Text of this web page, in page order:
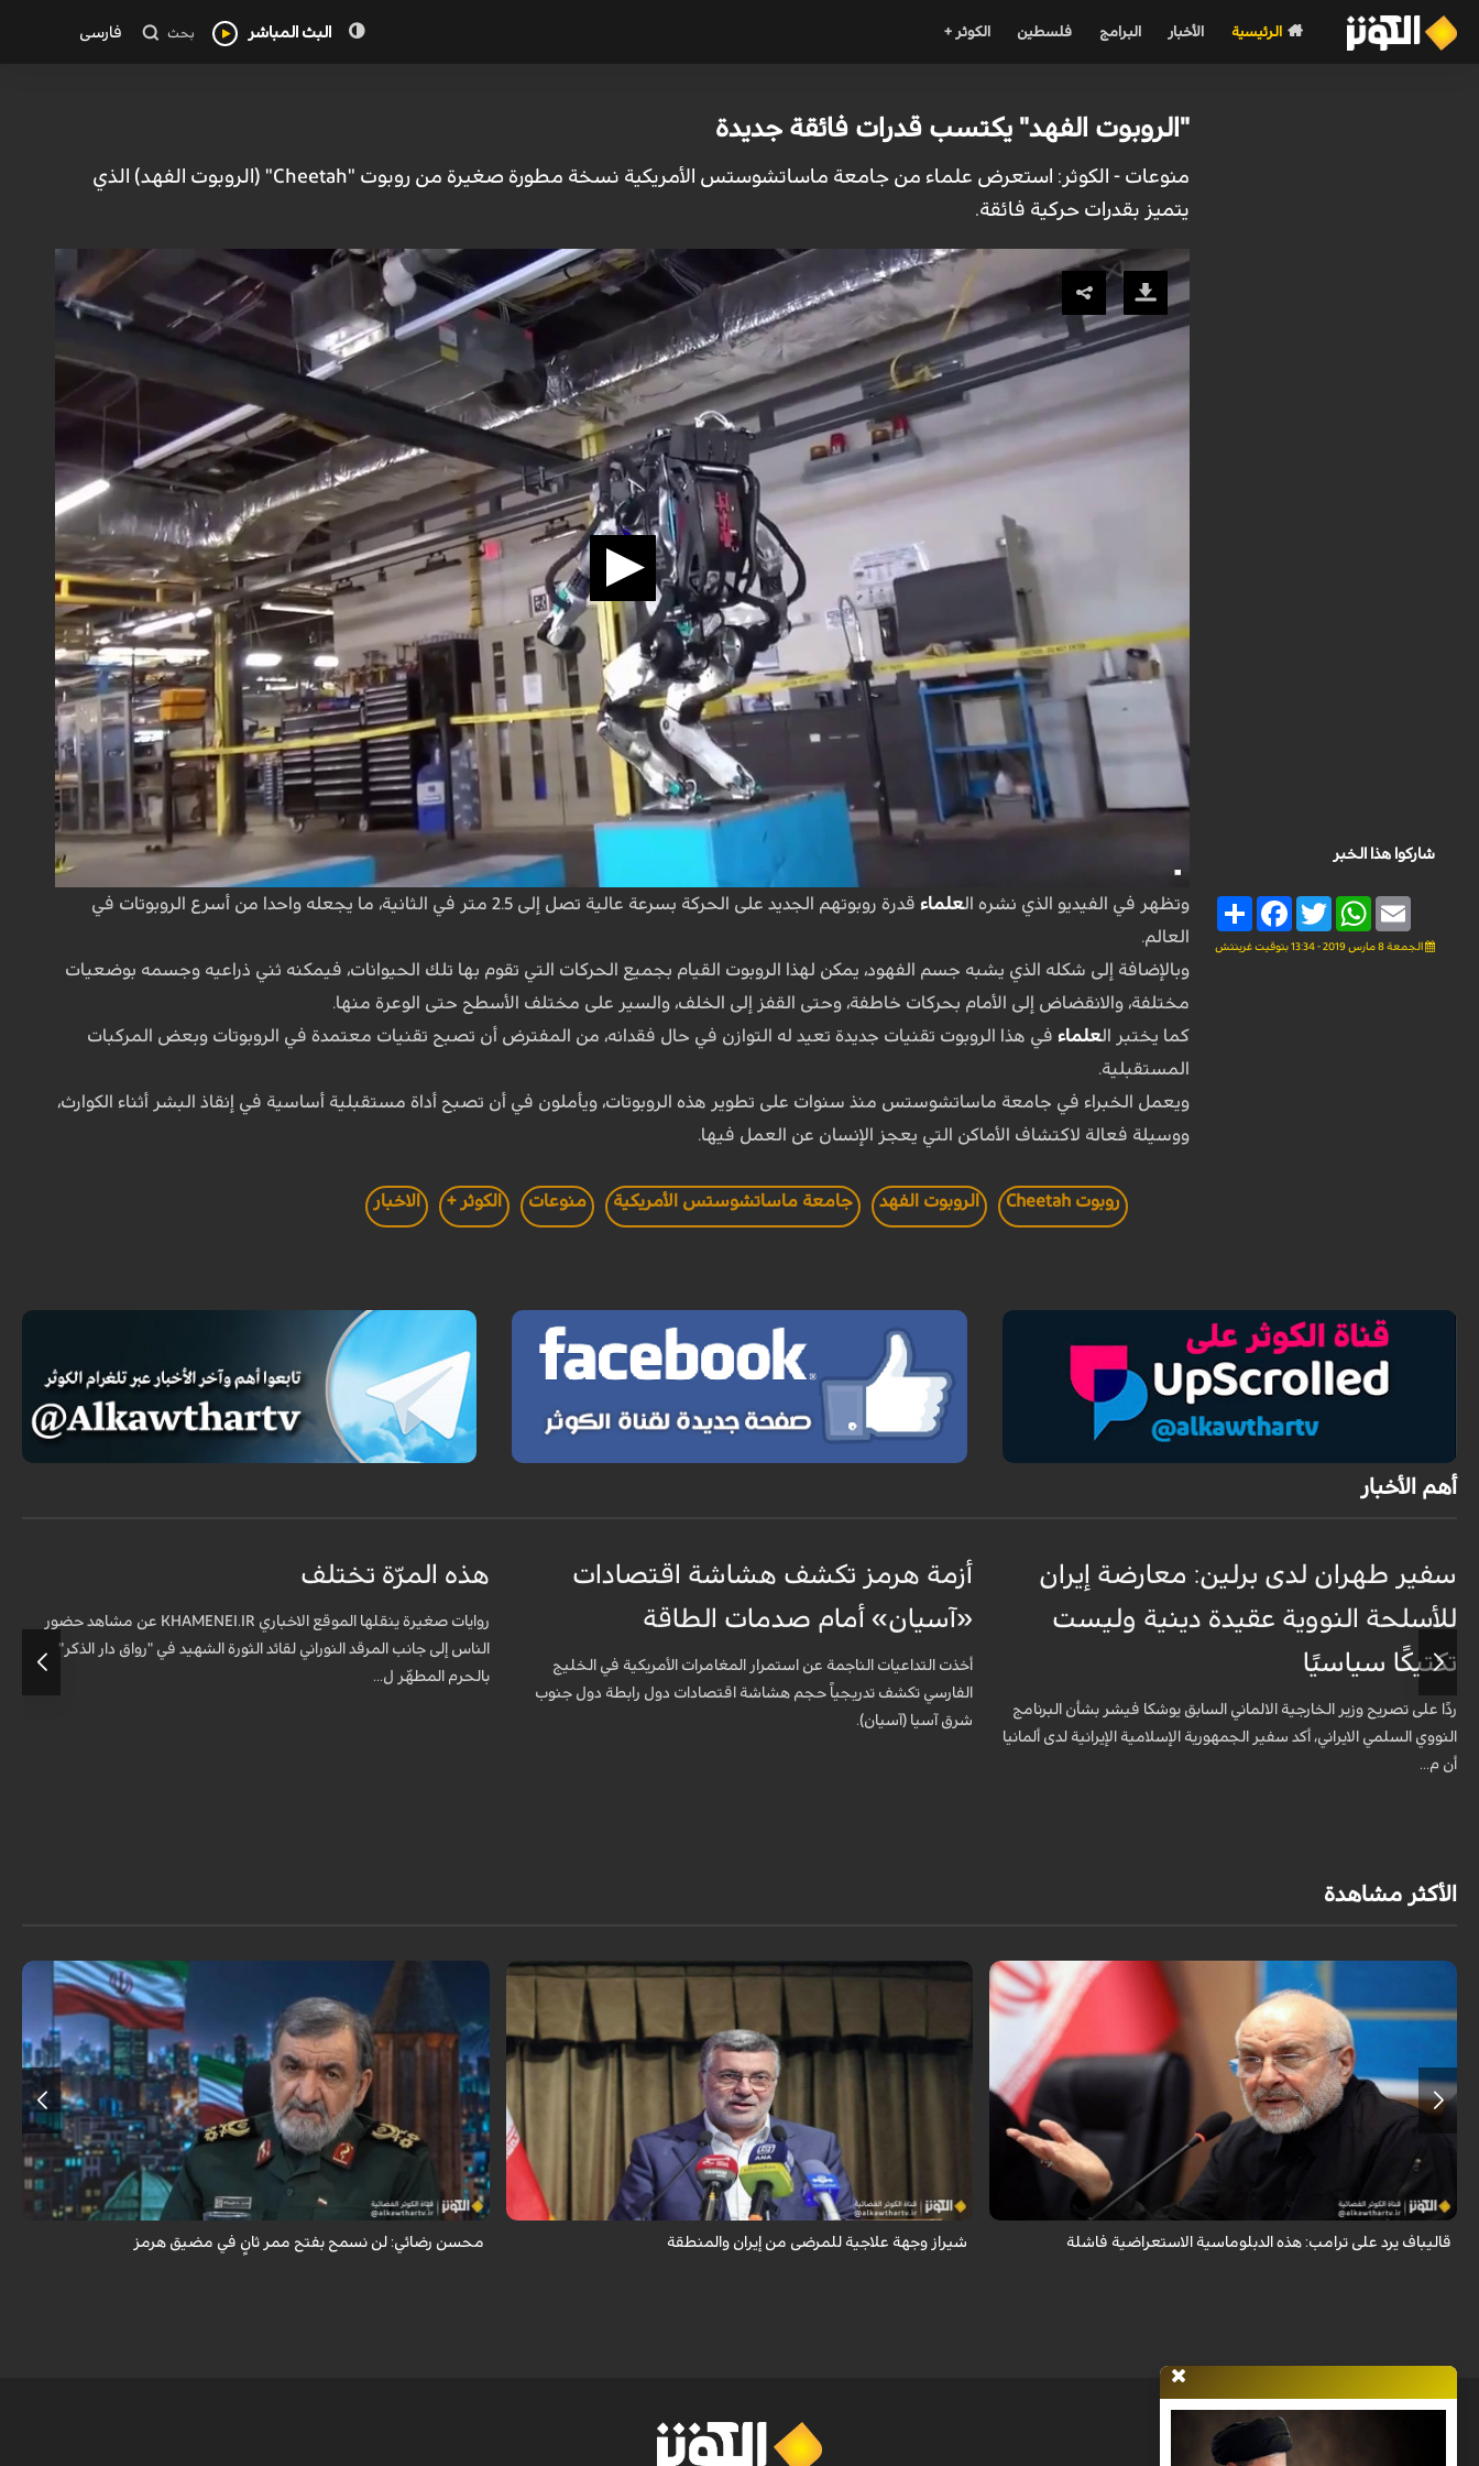
الرئيسية الأخبار البرامج فلسطين الكوثر + البث المباشر بحث فارسی
شاركوا هذا الخبر
Share
FacebookTwitter
WhatsAppEmail
الجمعة 8 مارس 2019 - 13:34 بتوقيت غرينتش
"الروبوت الفهد" يكتسب قدرات فائقة جديدة
منوعات - الكوثر: استعرض علماء من جامعة ماساتشوستس الأمريكية نسخة مطورة صغيرة من روبوت "Cheetah" (الروبوت الفهد) الذي
يتميز بقدرات حركية فائقة.
وتظهر في الفيديو الذي نشره العلماء
قدرة روبوتهم الجديد على الحركة بسرعة عالية تصل إلى 2.5 متر في الثانية، ما يجعله واحدا من أسرع الروبوتات في
العالم.
وبالإضافة إلى شكله الذي يشبه جسم الفهود، يمكن لهذا الروبوت القيام بجميع الحركات التي تقوم بها تلك الحيوانات، فيمكنه ثني ذراعيه وجسمه بوضعيات
مختلفة، والانقضاض إلى الأمام بحركات خاطفة، وحتى القفز إلى الخلف، والسير على مختلف الأسطح حتى الوعرة منها.
كما يختبر العلماءفي هذا الروبوت تقنيات جديدة تعيد له التوازن في حال فقدانه، من المفترض أن تصبح تقنيات معتمدة في الروبوتات وبعض المركبات
المستقبلية.
ويعمل الخبراء في جامعة ماساتشوستس منذ سنوات على تطوير هذه الروبوتات، ويأملون في أن تصبح أداة مستقبلية أساسية في إنقاذ البشر أثناء الكوارث،
ووسيلة فعالة لاكتشاف الأماكن التي يعجز الإنسان عن العمل فيها.
روبوت Cheetah الروبوت الفهد جامعة ماساتشوستس الأمريكية منوعات الكوثر + الاخبار
أهم الأخبار
سفير طهران لدى برلين: معارضة إيران
للأسلحة النووية عقيدة دينية وليست
تكتيكًا سياسيًا
ردًا على تصريح وزير الخارجية الالماني السابق يوشكا فيشر بشأن البرنامج
النووي السلمي الايراني، أكد سفير الجمهورية الإسلامية الإيرانية لدى ألمانيا
أن م...
أزمة هرمز تكشف هشاشة اقتصادات
«آسيان» أمام صدمات الطاقة
أخذت التداعيات الناجمة عن استمرار المغامرات الأمريكية في الخليج
الفارسي تكشف تدريجياً حجم هشاشة اقتصادات دول رابطة دول جنوب
شرق آسيا (آسيان).
هذه المرّة تختلف
روايات صغيرة ينقلها الموقع الاخباري KHAMENEI.IR عن مشاهد حضور
الناس إلى جانب المرقد النوراني لقائد الثورة الشهيد في "رواق دار الذكر"
بالحرم المطهّر ل...
الأكثر مشاهدة
أكد رئيس مجلس الشورى الإسلامي الإيراني أن التصريحات الاستعراضية
والتهديدات المتكررة لم تعد تُجدي نفعاً، واصفاً إياها بالدبلوماسية الفاشلة.
قاليباف يرد على ترامب: هذه الدبلوماسية الاستعراضية فاشلة
تُعدّ المراكز العلاجية في شيراز، بدعم من كفاءاتها المتخصّصة وتقنياتها الحديثة،
وجهةً للمرضى من داخل إيران وخارجها.
شيراز وجهة علاجية للمرضى من إيران والمنطقة
أكد اللواء محسن رضائي أن إيران لن تسمح بفتح ممر ثانٍ في مضيق هرمز.
محسن رضائي: لن نسمح بفتح ممر ثانٍ في مضيق هرمز